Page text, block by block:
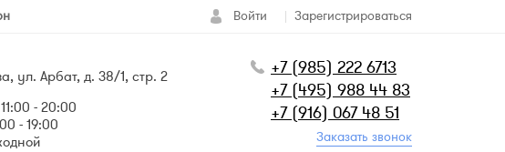
Зарегистрироваться
Войти
ул. Арбат, д. 38/1, стр. 2
- 20:00
- 19:00
+7 (985) 222 6713
+7 (495) 988 44 83
+7 (916) 067 48 51
Заказать звонок